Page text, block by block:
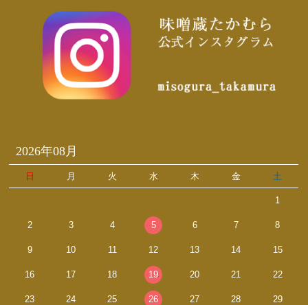
2026年08月
日 月 火 水 木 金 土
1
2 3 4 5 6 7 8
9 10 11 12 13 14 15
16 17 18 19 20 21 22
23 24 25 26 27 28 29